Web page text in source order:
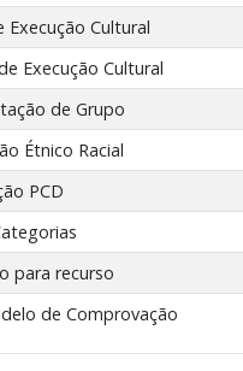
Execução Cultural
Execução Cultural
de Grupo
Étnico Racial
PCD
para recurso
de Comprovação